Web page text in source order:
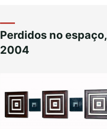
Perdidos no espaço,
2004